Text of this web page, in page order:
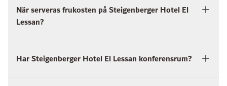
När serveras frukosten på Steigenberger Hotel El
Lessan?
Har Steigenberger Hotel El Lessan konferensrum?